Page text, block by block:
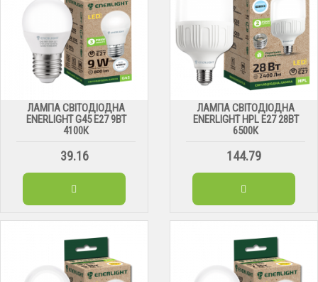
ЛАМПА СВІТОДІОДНА
ENERLIGHT G45 Е27 9ВТ
4100К
39.16
ЛАМПА СВІТОДІОДНА
ENERLIGHT HPL Е27 28ВТ
6500К
144.79